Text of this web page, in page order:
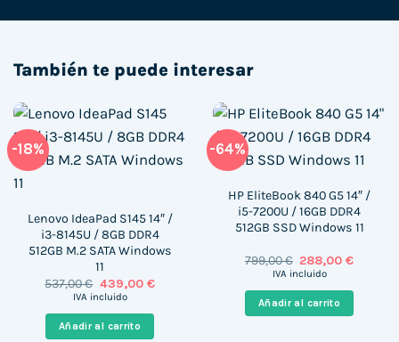
También te puede interesar
-18%
Lenovo IdeaPad S145 14″ /
i3-8145U / 8GB DDR4
512GB M.2 SATA Windows
11
537,00€ El
precio
era:
537,00 €.
439,00 €El
es:
IVA incluido
Añadir al carrito
-64%
HP EliteBook 840 G5 14″ /
i5-7200U / 16GB DDR4
512GB SSD Windows 11
799,00€ El
precio
era:
799,00 €.
288,00€El
es:
IVA incluido
Añadir al carrito